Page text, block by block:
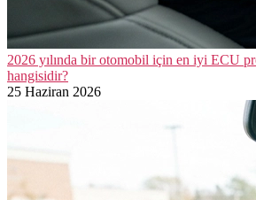
2026 yılında bir otomobil için en iyi ECU
hangisidir?
25 Haziran 2026